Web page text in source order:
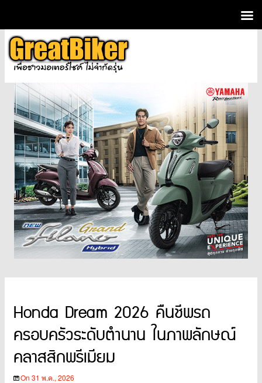
Honda Dream 2026 คืนชีพรถ
ครอบครัวระดับตำนาน ในภาพลักษณ์
คลาสสิกพรีเมียม
On 31 พ.ค., 2026